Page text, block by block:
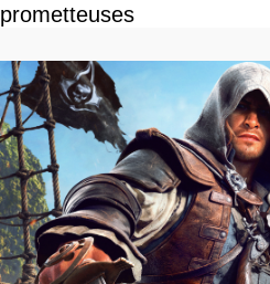
prometteuses